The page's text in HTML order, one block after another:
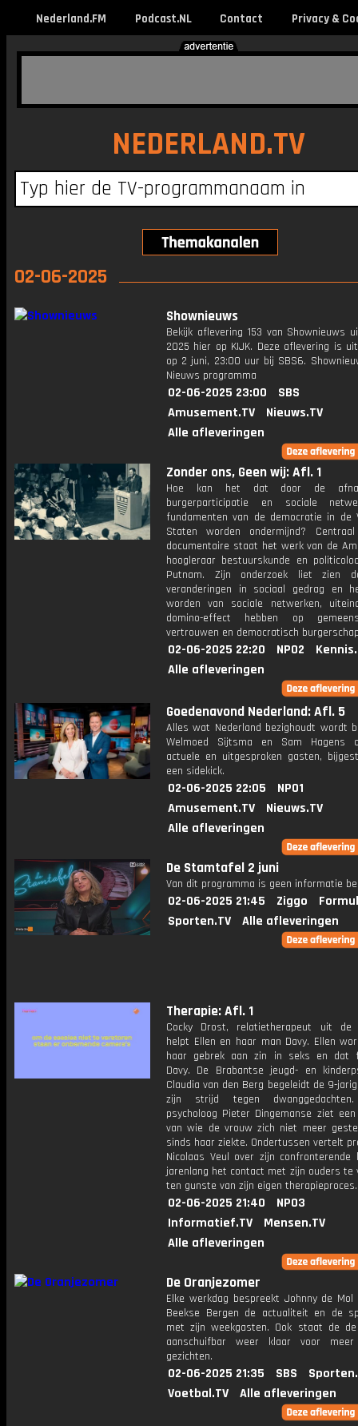
Nederland.FM Podcast.NL Contact Privacy &
NEDERLAND.TV
02-06-2025
Shownieuws
Bekijk aflevering 153 van Shownieuws
2025 hier op KIJK. Deze aflevering is
op 2 juni, 23:00 uur bij SBS6.
Nieuws programma
02-06-2025 23:00
SBS
Amusement.TV
Nieuws.TV
Alle afleveringen
Zonder ons, Geen wij: Afl. 1
Hoe kan het dat door de
burgerparticipatie en sociale
fundamenten van de democratie in de
Staten worden ondermijnd?
documentaire staat het werk van de
hoogleraar bestuurskunde en
Putnam. Zijn onderzoek liet zien
veranderingen in sociaal gedrag en
worden van sociale netwerken,
domino-effect hebben op
vertrouwen en democratisch
02-06-2025 22:20 NPO2
Alle afleveringen
Goedenavond Nederland: Afl. 5
Alles wat Nederland bezighoudt wordt
Welmoed Sijtsma en Sam Hagens
actuele en uitgesproken gasten,
een sidekick.
02-06-2025 22:05
NPO1
Amusement.TV
Nieuws.TV
Alle afleveringen
De Stamtafel 2 juni
Van dit programma is geen informatie
02-06-2025 21:45 Ziggo
Sporten.TV
Alle afleveringen
Therapie: Afl. 1
Cocky Drost, relatietherapeut uit de
helpt Ellen en haar man Davy. Ellen
haar gebrek aan zin in seks en dat
Davy. De Brabantse jeugd- en
Claudia van den Berg begeleidt de 9-
zijn strijd tegen dwanggedachten.
psycholoog Pieter Dingemanse ziet
van wie de vrouw zich niet meer
sinds haar ziekte. Ondertussen vertelt
Nicolaas Veul over zijn confronterende
jarenlang het contact met zijn ouders te
ten gunste van zijn eigen therapieproces.
02-06-2025 21:40
NPO3
Informatief.TV
Mensen.TV
Alle afleveringen
De Oranjezomer
Elke werkdag bespreekt Johnny de
Beekse Bergen de actualiteit en de
met zijn weekgasten. Ook staat de de
aanschuifbar weer klaar voor meer
gezichten.
02-06-2025 21:35 SBS
Voetbal.TV
Alle afleveringen